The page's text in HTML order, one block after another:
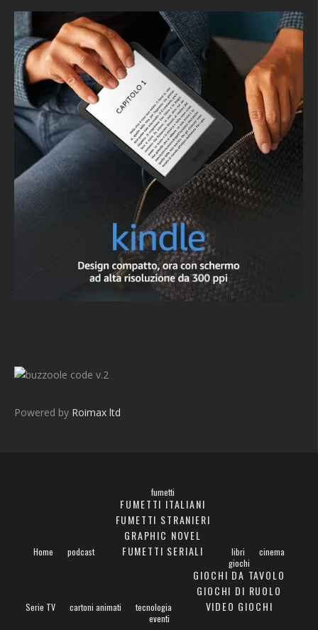
v.2
Powered by Roimax ltd
Home podcast
fumetti
FUMETTI ITALIANI
FUMETTI STRANIERI
GRAPHIC NOVEL
FUMETTI SERIALI
libri cinema
Serie TV cartoni animati tecnologia
giochi
GIOCHI DA TAVOLO
GIOCHI DI RUOLO
VIDEO GIOCHI
eventi